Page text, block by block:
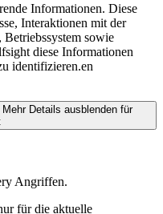
Informationen. Diese
Interaktionen mit der
sowie
diese Informationen
identifizieren.en
Mehr Details ausblenden für
Angriffen.
für die aktuelle